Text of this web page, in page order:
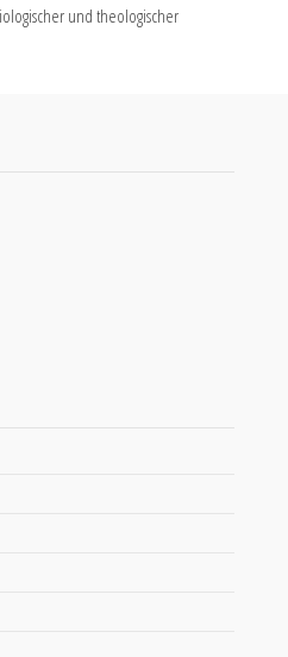
und theologischer